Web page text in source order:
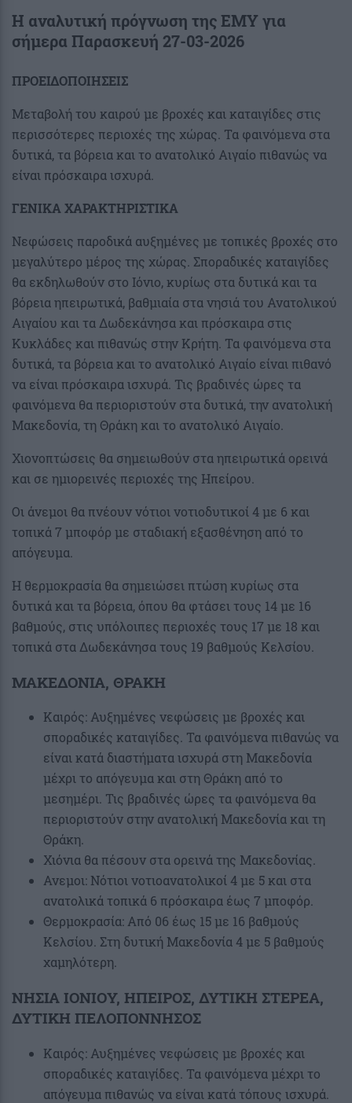
Η αναλυτική πρόγνωση της ΕΜΥ για
σήμερα Παρασκευή 27-03-2026
ΠΡΟΕΙΔΟΠΟΙΗΣΕΙΣ
Μεταβολή του καιρού με βροχές και καταιγίδες στις
περισσότερες περιοχές της χώρας. Τα φαινόμενα στα
δυτικά, τα βόρεια και το ανατολικό Αιγαίο πιθανώς να
είναι πρόσκαιρα ισχυρά.
ΓΕΝΙΚΑ ΧΑΡΑΚΤΗΡΙΣΤΙΚΑ
Νεφώσεις παροδικά αυξημένες με τοπικές βροχές στο
μεγαλύτερο μέρος της χώρας. Σποραδικές καταιγίδες
θα εκδηλωθούν στο Ιόνιο, κυρίως στα δυτικά και τα
βόρεια ηπειρωτικά, βαθμιαία στα νησιά του Ανατολικού
Αιγαίου και τα Δωδεκάνησα και πρόσκαιρα στις
Κυκλάδες και πιθανώς στην Κρήτη. Τα φαινόμενα στα
δυτικά, τα βόρεια και το ανατολικό Αιγαίο είναι πιθανό
να είναι πρόσκαιρα ισχυρά. Τις βραδινές ώρες τα
φαινόμενα θα περιοριστούν στα δυτικά, την ανατολική
Μακεδονία, τη Θράκη και το ανατολικό Αιγαίο.
Χιονοπτώσεις θα σημειωθούν στα ηπειρωτικά ορεινά
και σε ημιορεινές περιοχές της Ηπείρου.
Οι άνεμοι θα πνέουν νότιοι νοτιοδυτικοί 4 με 6 και
τοπικά 7 μποφόρ με σταδιακή εξασθένηση από το
απόγευμα.
Η θερμοκρασία θα σημειώσει πτώση κυρίως στα
δυτικά και τα βόρεια, όπου θα φτάσει τους 14 με 16
βαθμούς, στις υπόλοιπες περιοχές τους 17 με 18 και
τοπικά στα Δωδεκάνησα τους 19 βαθμούς Κελσίου.
ΜΑΚΕΔΟΝΙΑ, ΘΡΑΚΗ
Καιρός: Αυξημένες νεφώσεις με βροχές και
σποραδικές καταιγίδες. Τα φαινόμενα πιθανώς να
είναι κατά διαστήματα ισχυρά στη Μακεδονία
μέχρι το απόγευμα και στη Θράκη από το
μεσημέρι. Τις βραδινές ώρες τα φαινόμενα θα
περιοριστούν στην ανατολική Μακεδονία και τη
Θράκη.
Χιόνια θα πέσουν στα ορεινά της Μακεδονίας.
Ανεμοι: Νότιοι νοτιοανατολικοί 4 με 5 και στα
ανατολικά τοπικά 6 πρόσκαιρα έως 7 μποφόρ.
Θερμοκρασία: Από 06 έως 15 με 16 βαθμούς
Κελσίου. Στη δυτική Μακεδονία 4 με 5 βαθμούς
χαμηλότερη.
ΝΗΣΙΑ ΙΟΝΙΟΥ, ΗΠΕΙΡΟΣ, ΔΥΤΙΚΗ ΣΤΕΡΕΑ,
ΔΥΤΙΚΗ ΠΕΛΟΠΟΝΝΗΣΟΣ
Καιρός: Αυξημένες νεφώσεις με βροχές και
σποραδικές καταιγίδες. Τα φαινόμενα μέχρι το
απόγευμα πιθανώς να είναι κατά τόπους ισχυρά.